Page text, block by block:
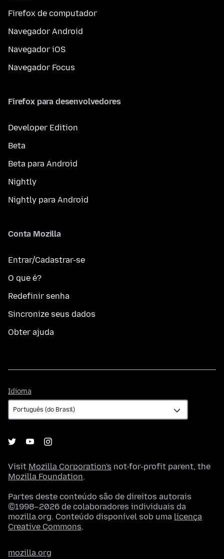
Firefox de computador
Navegador Android
Navegador iOS
Navegador Focus
Firefox para desenvolvedores
Developer Edition
Beta
Beta para Android
Nightly
Nightly para Android
Conta Mozilla
Entrar/Cadastrar-se
O que é?
Redefinir senha
Sincronize seus dados
Obter ajuda
Idioma
Visit Mozilla Corporation's not-for-profit parent, the
Mozilla Foundation.
Partes deste conteúdo são de direitos autorais
©1998–2026 de colaboradores individuais da
mozilla.org. Conteúdo disponível sob uma licença
Creative Commons.
mozilla.org